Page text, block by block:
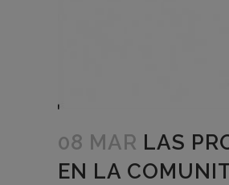
08 MAR LAS
EN LA